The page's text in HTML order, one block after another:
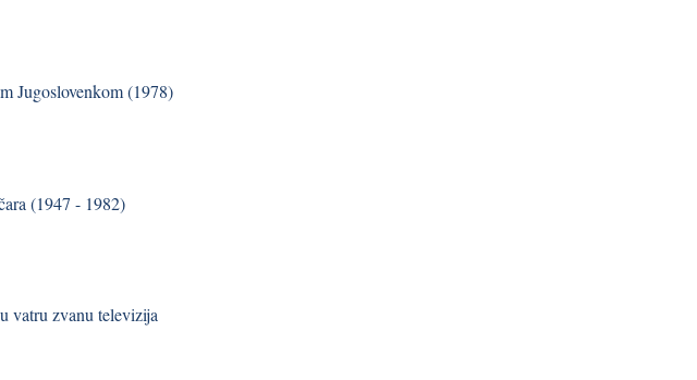
Jugoslovenkom (1978)
(1947 - 1982)
vatru zvanu televizija